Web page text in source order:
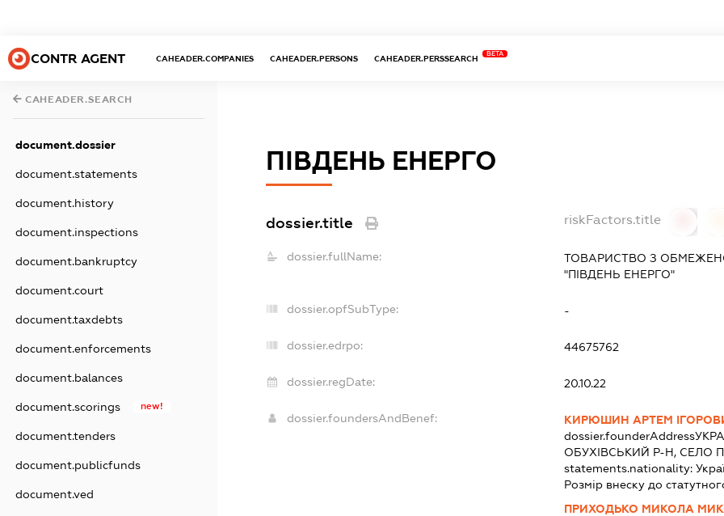
CONTR AGENT CAHEADER.COMPANIES CAHEADER.PERSONS CAHEADER.PERSSEARCH
BETA
CAHEADER.SEARCH
document.dossier
document.statements
document.history
document.inspections
document.bankruptcy
document.court
document.taxdebts
document.enforcements
document.balances
document.scorings new!
document.tenders
document.publicfunds
document.ved
ПІВДЕНЬ ЕНЕРГО
dossier.title riskFactors.title
dossier.fullName:
ТОВАРИСТВО З
"ПІВДЕНЬ ЕНЕРГО"
dossier.opfSubType: -
dossier.edrpo: 44675762
dossier.regDate: 20.10.22
dossier.foundersAndBenef:
КИРЮШИН АРТЕМ
dossier.founderAddress
ОБУХІВСЬКИЙ Р-Н, СЕЛО
statements.nationality:
Розмір внеску до
ПРИХОДЬКО МИКОЛА